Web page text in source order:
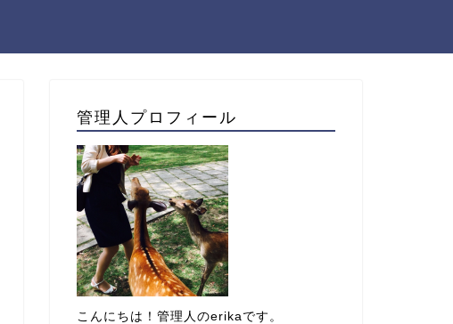
管理人プロフィール
こんにちは！管理人のerikaです。